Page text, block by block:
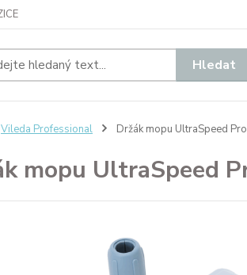
Hledat
Vileda Professional Držák mopu UltraSpeed
mopu UltraSpeed